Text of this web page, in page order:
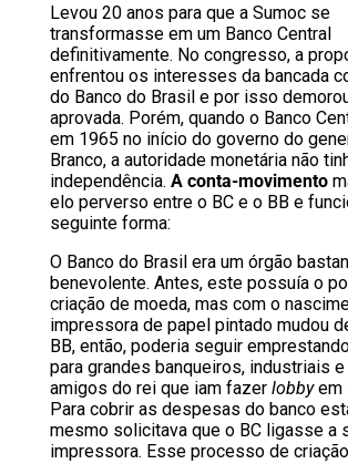
Levou 20 anos para que a Sumoc se
transformasse em um Banco Central
definitivamente. No congresso, a
enfrentou os interesses da bancada
do Banco do Brasil e por isso
aprovada. Porém, quando o Banco
em 1965 no início do governo do
Branco, a autoridade monetária não
independência. A conta-movimento
elo perverso entre o BC e o BB e
seguinte forma:
O Banco do Brasil era um órgão
benevolente. Antes, este possuía o
criação de moeda, mas com o
impressora de papel pintado mudou
BB, então, poderia seguir
para grandes banqueiros, industriais
amigos do rei que iam fazerlobbyem
Para cobrir as despesas do banco
mesmo solicitava que o BC ligasse a
impressora. Esse processo de